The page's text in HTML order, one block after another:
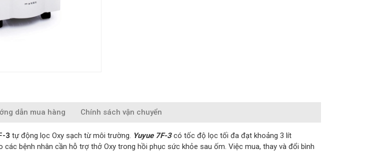
dẫn mua hàng Chính sách vận chuyển
3 tự động lọc Oxy sạch từ môi trường. Yuyue 7F-3có tốc độ lọc tối đa đạt khoảng 3 lít
các bệnh nhân cần hỗ trợ thở Oxy trong hồi phục sức khỏe sau ốm. Việc mua, thay và đổi bình